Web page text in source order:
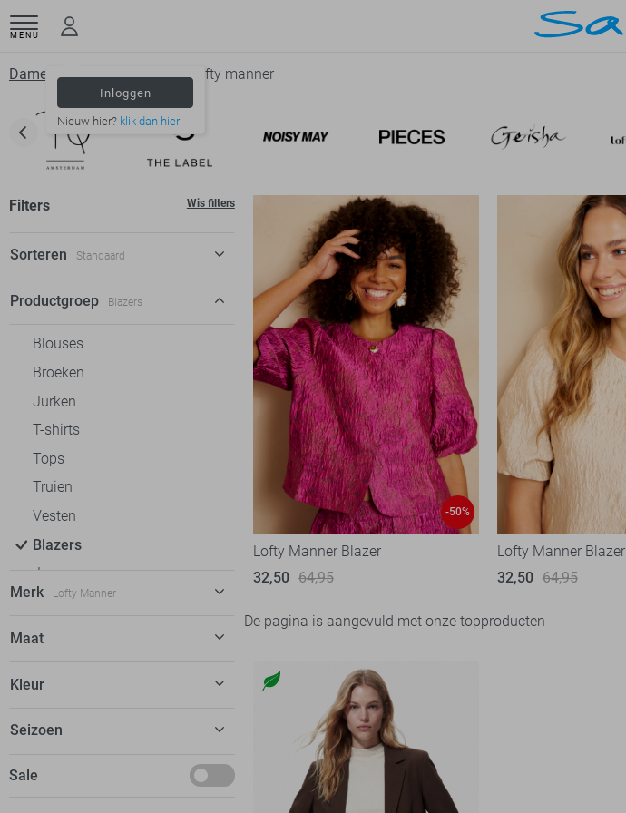
MENU
Inloggen
Nieuw hier? klik dan hier
Dameskleding Blazers Lofty manner
Filters Wis filters
Sorteren Standaard
Standaard
Productgroep Blazers
Blouses
Broeken
Jurken
T-shirts
Tops
Truien
Vesten
Blazers
Jassen
Accessoires
Merk Lofty Manner
C&S The Label 4
Fluresk
Harper & Yve
Maat
S
L
Kleur
Beige
Seizoen
Mei
Sale
-50%
Lofty Manner Blazer
32,50 64,95
Lofty Manner Blazer
32,50 64,95
De pagina is aangevuld met onze topproducten